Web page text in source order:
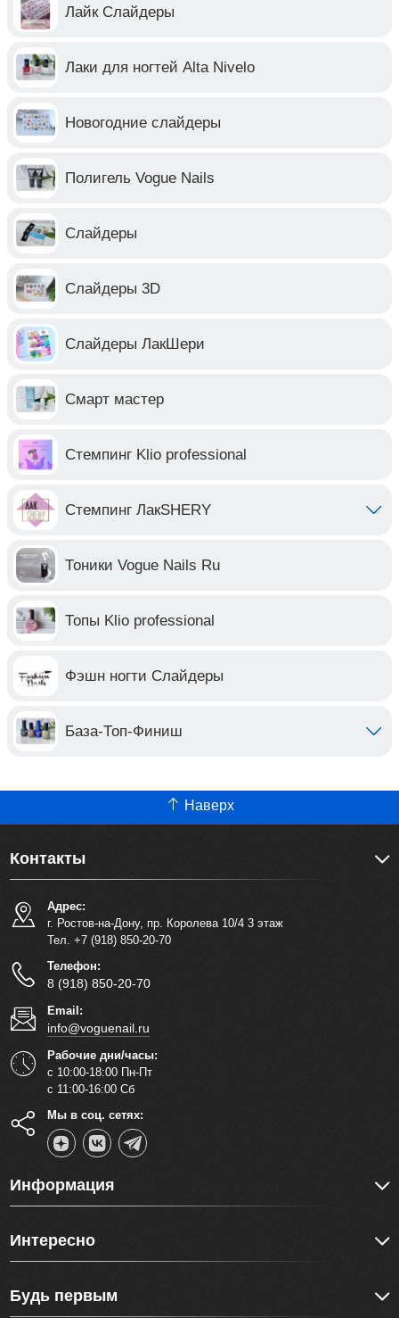
Лайк Слайдеры
Лаки для ногтей Alta Nivelo
Новогодние слайдеры
Полигель Vogue Nails
Слайдеры
Слайдеры 3D
Слайдеры ЛакШери
Смарт мастер
Стемпинг Klio professional
Стемпинг ЛакSHERY
Тоники Vogue Nails Ru
Топы Klio professional
Фэшн ногти Слайдеры
База-Топ-Финиш
Наверх
Контакты
Адрес:
г. Ростов-на-Дону, пр. Королева 10/4 3 этаж
Тел. +7 (918) 850-20-70
Телефон:
8 (918) 850-20-70
Email:
info@voguenail.ru
Рабочие дни/часы:
с 10:00-18:00 Пн-Пт
с 11:00-16:00 Сб
Мы в соц. сетях:
Информация
Интересно
Будь первым